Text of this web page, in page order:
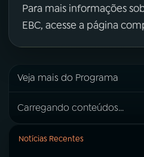
Para mais informações
EBC, acesse a página
Veja mais do Programa
Carregando conteúdos...
Notícias Recentes